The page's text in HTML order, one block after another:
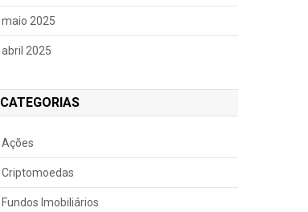
maio 2025
abril 2025
CATEGORIAS
Ações
Criptomoedas
Fundos Imobiliários